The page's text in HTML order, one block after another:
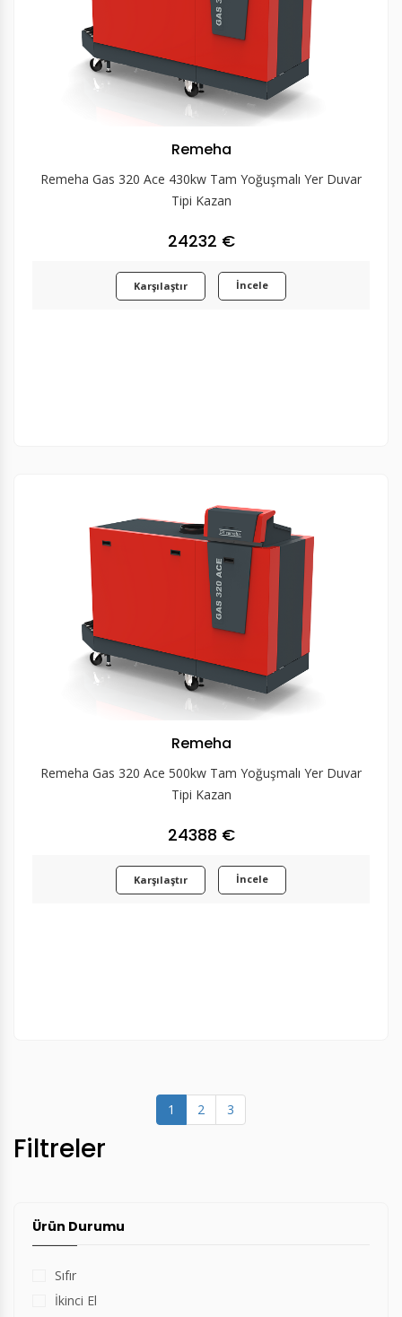
Remeha
Remeha Gas 320 Ace 430kw Tam Yoğuşmalı Yer Duvar
Tipi Kazan
24232 €
Karşılaştır İncele
Remeha
Remeha Gas 320 Ace 500kw Tam Yoğuşmalı Yer Duvar
Tipi Kazan
24388 €
Karşılaştır İncele
1 (current)
2 3
Filtreler
Ürün Durumu
Sıfır
İkinci El